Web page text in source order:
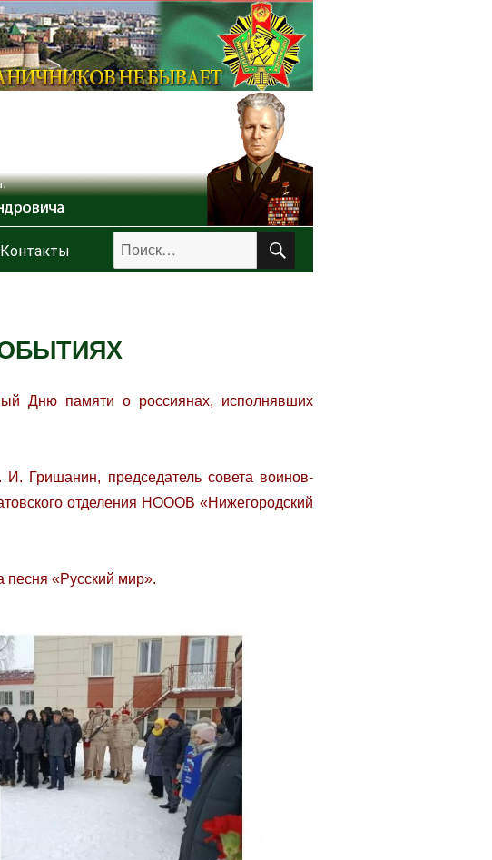
Искать: ПОИСК
Контакты
Дню памяти о россиянах, исполнявших
Гришанин, председатель совета воинов-
отделения НОООВ «Нижегородский
песня «Русский мир».